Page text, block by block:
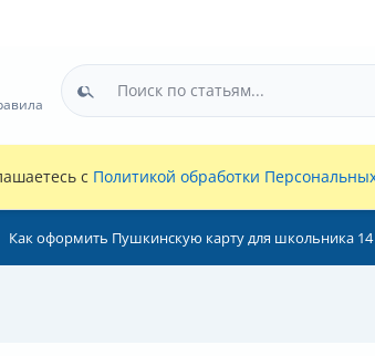
с Политикой обработки
Как оформить Пушкинскую карту для школьника 14